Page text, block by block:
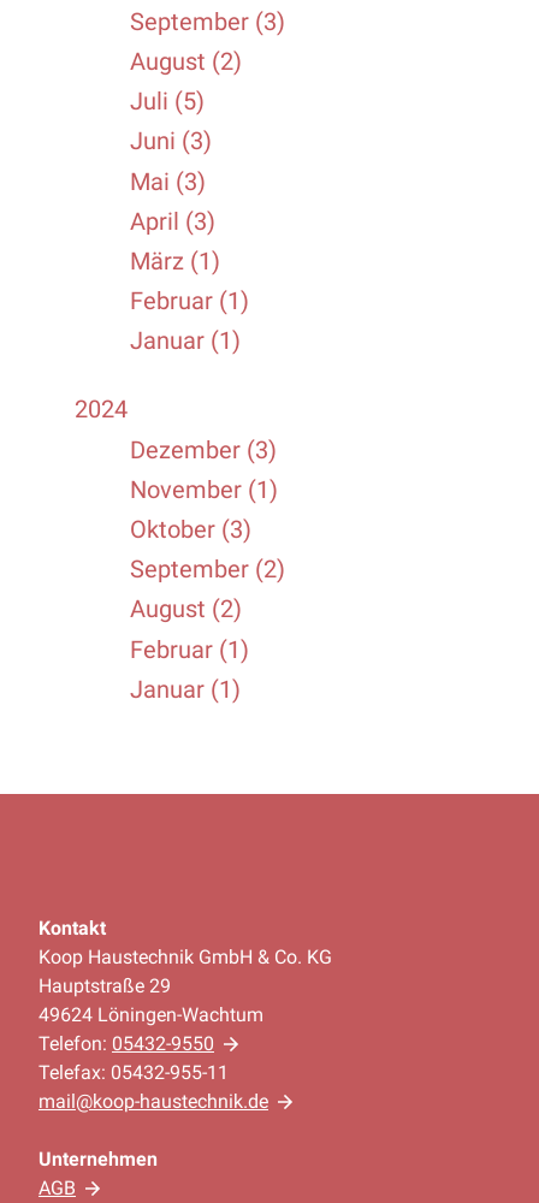
September (3)
August (2)
Juli (5)
Juni (3)
Mai (3)
April (3)
März (1)
Februar (1)
Januar (1)
2024
Dezember (3)
November (1)
Oktober (3)
September (2)
August (2)
Februar (1)
Januar (1)
Kontakt
Koop Haustechnik GmbH & Co. KG
Hauptstraße 29
49624 Löningen-Wachtum
Telefon: 05432-9550
Telefax: 05432-955-11
mail@koop-haustechnik.de
Unternehmen
AGB